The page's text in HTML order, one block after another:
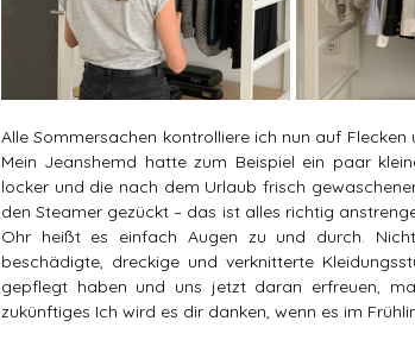
Alle Sommersachen kontrolliere ich nun auf
Mein Jeanshemd hatte zum Beispiel ein paar
locker und die nach dem Urlaub frisch
den Steamer gezückt – das ist alles richtig
Ohr heißt es einfach Augen zu und durch.
beschädigte, dreckige und verknitterte
gepflegt haben und uns jetzt daran erfreuen,